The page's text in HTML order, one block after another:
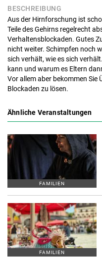
BESCHREIBUNG
Aus der Hirnforschung ist
Teile des Gehirns regelrecht
Verhaltensblockaden. Gutes
nicht weiter. Schimpfen noch
sich verhält, wie es sich
kann und warum es Eltern
Vor allem aber bekommen Sie
Blockaden zu lösen.
Ähnliche Veranstaltungen
FAMILIEN
FAMILIEN